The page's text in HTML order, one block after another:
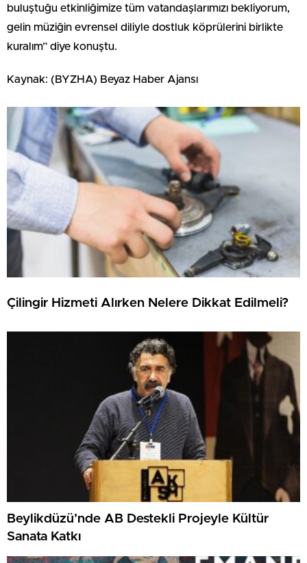
buluştuğu etkinliğimize tüm vatandaşlarımızı bekliyorum,
gelin müziğin evrensel diliyle dostluk köprülerini birlikte
kuralım” diye konuştu.
Kaynak: (BYZHA) Beyaz Haber Ajansı
Çilingir Hizmeti Alırken Nelere Dikkat Edilmeli?
Beylikdüzü’nde AB Destekli Projeyle Kültür
Sanata Katkı